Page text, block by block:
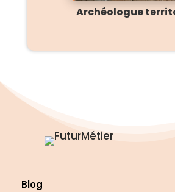
Archéologue
Blog